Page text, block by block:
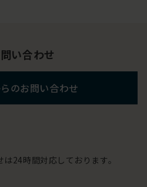
い合わせ
のお問い合わせ
24時間対応しております。